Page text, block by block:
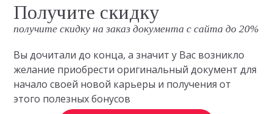
Получите скидку
получите скидку на заказ документа с сайта до 20%
Вы дочитали до конца, а значит у Вас возникло
желание приобрести оригинальный документ для
начало своей новой карьеры и получения от
этого полезных бонусов